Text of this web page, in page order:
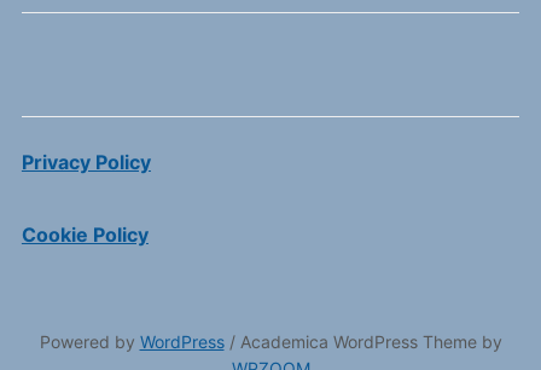
Privacy Policy
Cookie Policy
Powered by WordPress/ Academica WordPress Theme by